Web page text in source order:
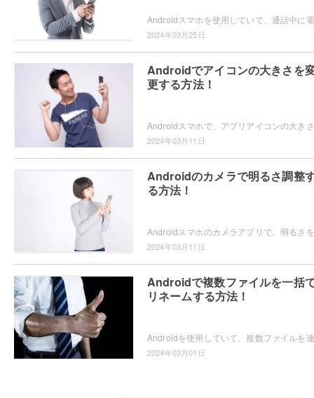
2024年03月25日
Androidでアイコンの大きさを
更する方法！
2024年03月11日
Androidのカメラで明るさ調整
る方法！
2024年03月11日
Androidで複数ファイルを一括
リネームする方法！
2024年03月01日